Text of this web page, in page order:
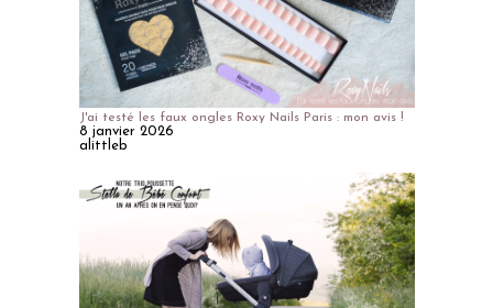
J'ai testé les faux ongles Roxy Nails Paris : mon avis !
8 janvier 2026
alittleb